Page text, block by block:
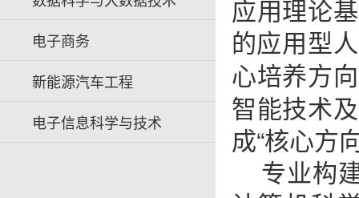
电子商务
新能源汽车工程
电子信息科学与技术
应用理论
的应用型
心培养方
智能技术
成“核心方
专业构